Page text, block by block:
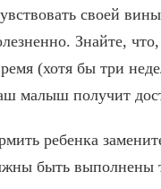
своей
Знайте,
(хотя бы три
малыш получит
ребенка
быть выполнены